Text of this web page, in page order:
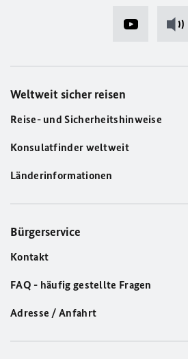
Weltweit sicher reisen
Reise- und Sicherheitshinweise
Konsulatfinder weltweit
Länderinformationen
Bürgerservice
Kontakt
FAQ - häufig gestellte Fragen
Adresse / Anfahrt